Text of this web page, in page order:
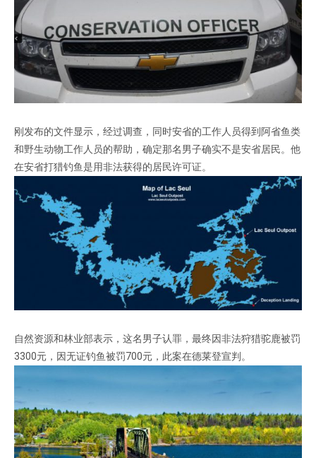
刚发布的文件显示，经过调查，同时安省的工作人员得到阿省鱼类
和野生动物工作人员的帮助，确定那名男子确实不是安省居民。他
在安省打猎钓鱼是用非法获得的居民许可证。
自然资源和林业部表示，这名男子认罪，最终因非法狩猎驼鹿被罚
3300元，因无证钓鱼被罚700元，此案在德莱登宣判。